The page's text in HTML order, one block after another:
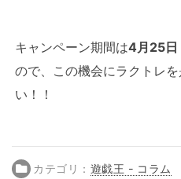
キャンペーン期間は4月25日
ので、この機会にラクトレ
い！！
カテゴリ： 遊戯王 - コラム